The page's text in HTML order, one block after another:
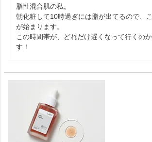
脂性混合肌の私。
朝化粧して10時過ぎには脂が出てるので、
が始まります。
この時間帯が、どれだけ遅くなって行くの
す！